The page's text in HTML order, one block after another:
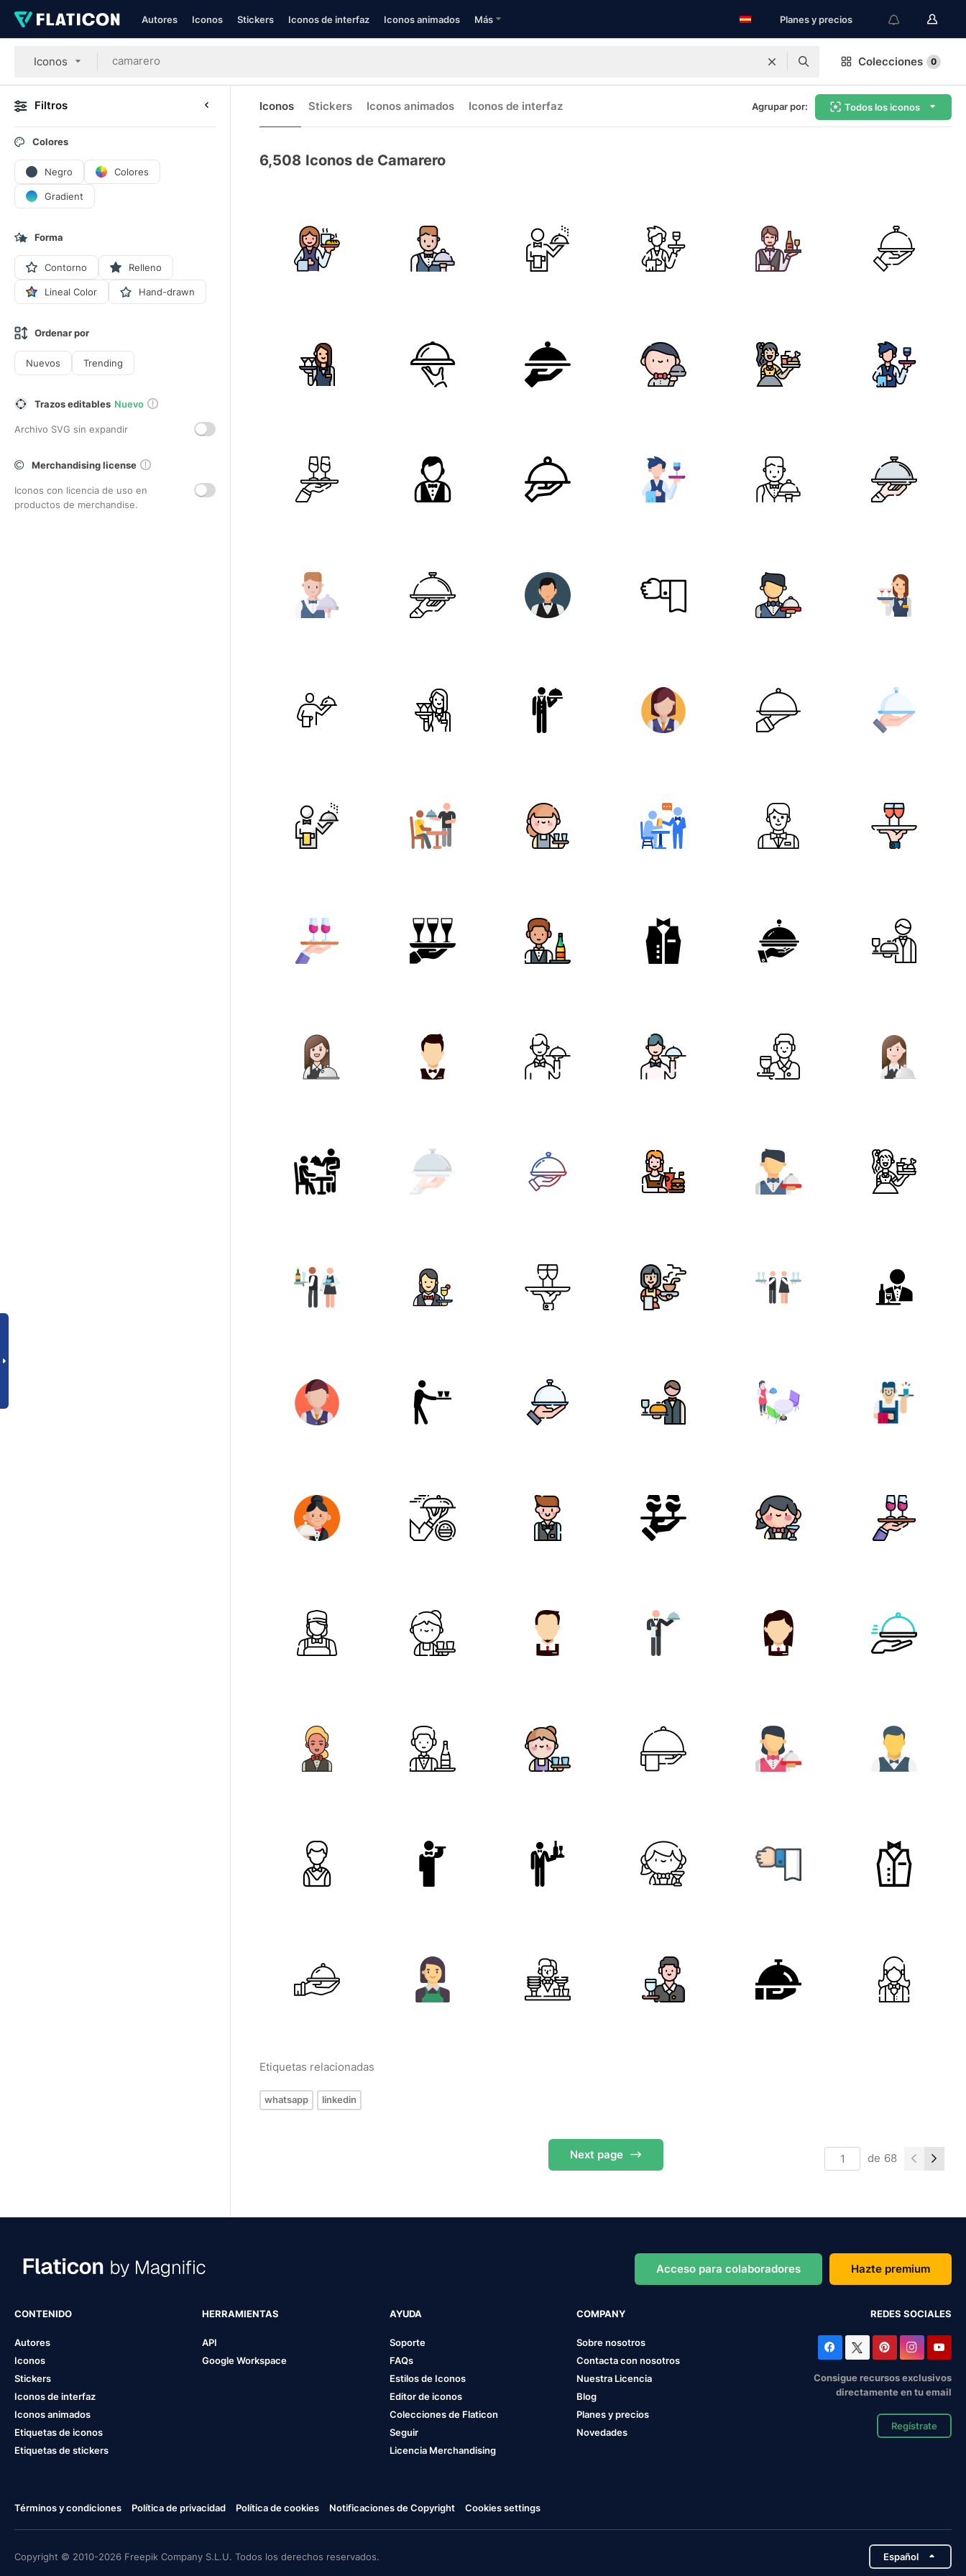
Autores Iconos Stickers Iconos de interfaz Iconos animados Más Planes y precios
Iconos Colecciones 0
Filtros
Colores
Negro Colores
Gradient
Forma
Contorno Relleno
Lineal Color Hand-drawn
Ordenar por
Nuevos Trending
Trazos editables Nuevo
Archivo SVG sin expandir
Merchandising license
Iconos con licencia de uso en
productos de merchandise.
Iconos Stickers Iconos animados Iconos de interfaz Agrupar por: Todos los iconos
6,508 Iconos de Camarero
Etiquetas relacionadas
whatsapp linkedin
Next page de 68
Acceso para colaboradores Hazte premium
CONTENIDO
Autores
Iconos
Stickers
Iconos de interfaz
Iconos animados
Etiquetas de iconos
Etiquetas de stickers
HERRAMIENTAS
API
Google Workspace
AYUDA
Soporte
FAQs
Estilos de Iconos
Editor de iconos
Colecciones de Flaticon
Seguir
Licencia Merchandising
COMPANY
Sobre nosotros
Contacta con nosotros
Nuestra Licencia
Blog
Planes y precios
Novedades
REDES SOCIALES
Consigue recursos exclusivos
directamente en tu email
Regístrate
Términos y condiciones Política de privacidad Política de cookies Notificaciones de Copyright Cookies settings
Copyright © 2010-2026 Freepik Company S.L.U. Todos los derechos reservados. Español